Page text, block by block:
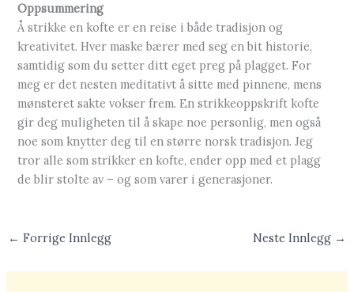
Oppsummering
Å strikke en kofte er en reise i både tradisjon og
kreativitet. Hver maske bærer med seg en bit historie,
samtidig som du setter ditt eget preg på plagget. For
meg er det nesten meditativt å sitte med pinnene, mens
mønsteret sakte vokser frem. En strikkeoppskrift kofte
gir deg muligheten til å skape noe personlig, men også
noe som knytter deg til en større norsk tradisjon. Jeg
tror alle som strikker en kofte, ender opp med et plagg
de blir stolte av – og som varer i generasjoner.
← Forrige Innlegg Neste Innlegg →